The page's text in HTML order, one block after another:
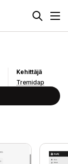
Kehittäjä
Tremidap